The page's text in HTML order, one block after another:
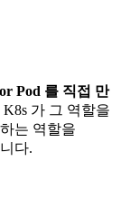
Pod 를 직접 만
가 그 역할을
는 역할을
다.